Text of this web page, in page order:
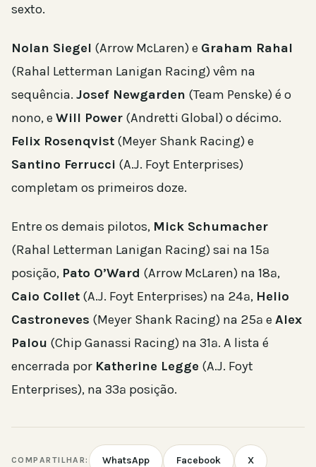
sexto.
Nolan Siegel (Arrow McLaren) e Graham Rahal
(Rahal Letterman Lanigan Racing) vêm na
sequência. Josef Newgarden (Team Penske) é o
nono, e Will Power (Andretti Global) o décimo.
Felix Rosenqvist (Meyer Shank Racing) e
Santino Ferrucci (A.J. Foyt Enterprises)
completam os primeiros doze.
Entre os demais pilotos, Mick Schumacher
(Rahal Letterman Lanigan Racing) sai na 15ª
posição, Pato O’Ward (Arrow McLaren) na 18ª,
Caio Collet (A.J. Foyt Enterprises) na 24ª, Helio
Castroneves (Meyer Shank Racing) na 25ª e Alex
Palou (Chip Ganassi Racing) na 31ª. A lista é
encerrada por Katherine Legge (A.J. Foyt
Enterprises), na 33ª posição.
COMPARTILHAR: WhatsApp Facebook X